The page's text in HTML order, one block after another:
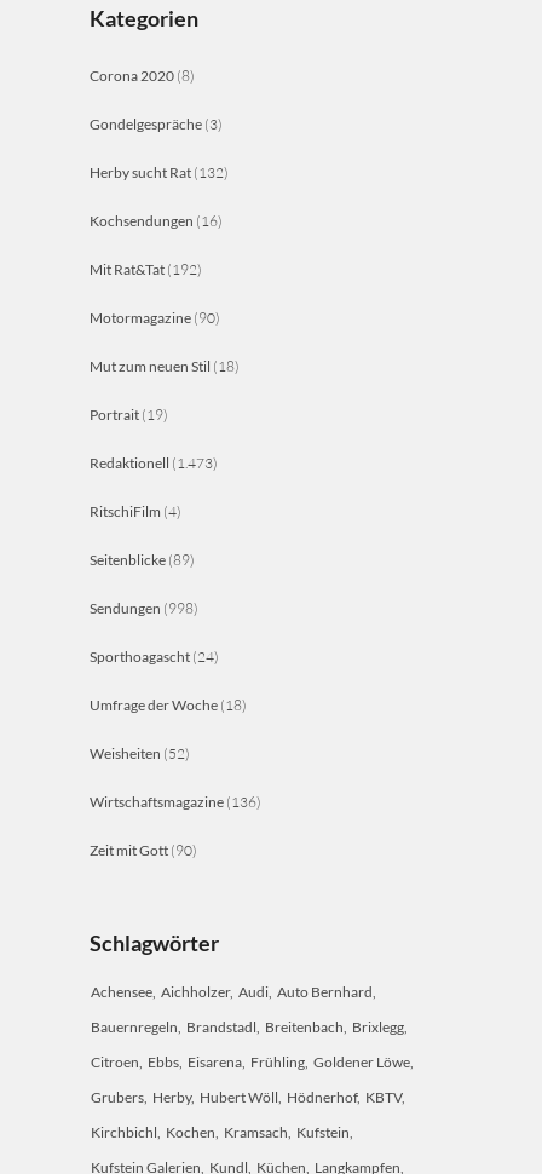
Kategorien
Corona 2020 (8)
Gondelgespräche (3)
Herby sucht Rat (132)
Kochsendungen (16)
Mit Rat&Tat (192)
Motormagazine (90)
Mut zum neuen Stil (18)
Portrait (19)
Redaktionell (1.473)
RitschiFilm (4)
Seitenblicke (89)
Sendungen (998)
Sporthoagascht (24)
Umfrage der Woche (18)
Weisheiten (52)
Wirtschaftsmagazine (136)
Zeit mit Gott (90)
Schlagwörter
Achensee Aichholzer Audi Auto Bernhard
Bauernregeln Brandstadl Breitenbach Brixlegg
Citroen Ebbs Eisarena Frühling Goldener Löwe
Grubers Herby Hubert Wöll Hödnerhof KBTV
Kirchbichl Kochen Kramsach Kufstein
Kufstein Galerien Kundl Küchen Langkampfen